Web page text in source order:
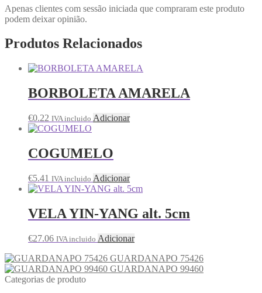
Apenas clientes com sessão iniciada que compraram este produto
podem deixar opinião.
Produtos Relacionados
BORBOLETA AMARELA
€0.22 IVA incluido Adicionar
COGUMELO
€5.41 IVA incluido Adicionar
VELA YIN-YANG alt. 5cm
€27.06 IVA incluido Adicionar
GUARDANAPO 75426
GUARDANAPO 99460
Categorias de produto